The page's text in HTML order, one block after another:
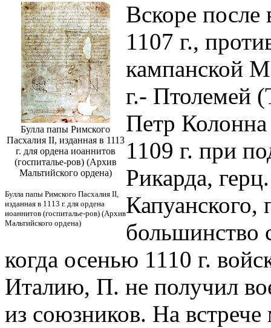
Булла папы Римского
Пасхалия II, изданная в 1113
г. для ордена иоаннитов
(госпиталье-ров) (Архив
Мальтийского ордена)
Булла папы Римского Пасхалия II,
изданная в 1113 г. для ордена
иоаннитов (госпиталье-ров) (Архив
Мальтийского ордена)
Вскоре
1107 г.,
кампанской
г.- Птолемей
Петр
1109 г. при
Рикарда,
Капуанского,
большинство
когда осенью 1110 г.
Италию, П. не получил
из союзников. На